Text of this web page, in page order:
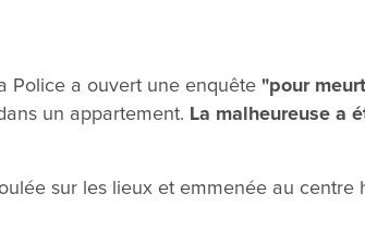
Police a ouvert une enquête "pour
un appartement. La malheureuse a
sur les lieux et emmenée au centre